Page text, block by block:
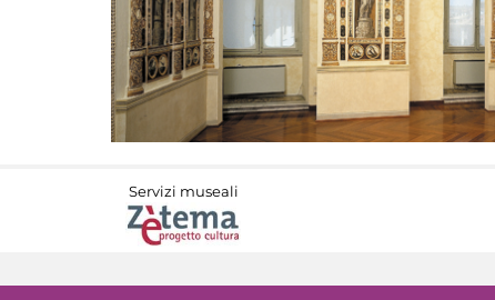
Servizi museali